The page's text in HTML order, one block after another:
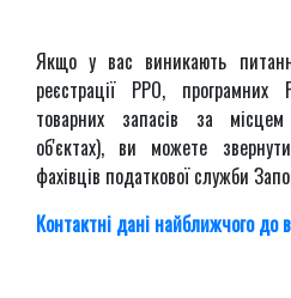
Якщо у вас виникають
реєстрації РРО,
товарних запасів за
об'єктах), ви можете
фахівців податкової служби
Контактні дані найближчого до